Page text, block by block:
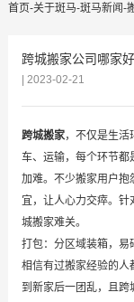
首页-关于斑马-斑马新闻-
跨城搬家公司哪家好
| 2023-02-21
跨城搬家，不仅是生活
车、运输，每个环节都
加难。不少搬家用户抱
宜，让人心力交瘁。
城搬家难关。
打包：分区域装箱，易
相信有过搬家经验的人
到新家后一团乱，且